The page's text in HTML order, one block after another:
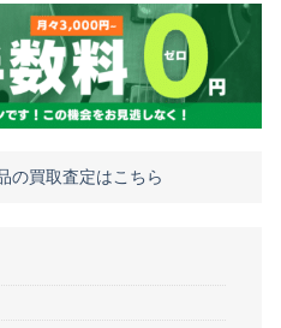
の買取査定はこちら